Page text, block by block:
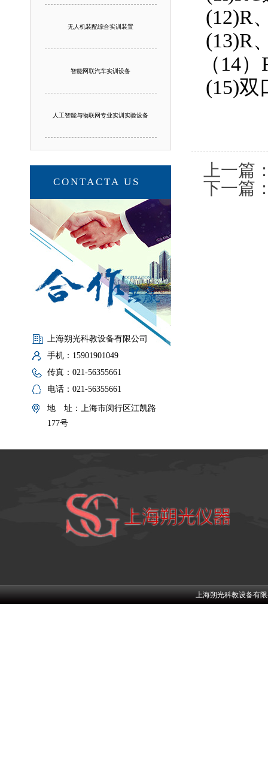
无人机装配综合实训装置
智能网联汽车实训设备
人工智能与物联网专业实训实验设备
CONTACTA US
上海朔光科教设备有限公司
手机：15901901049
传真：021-56355661
电话：021-56355661
地 址：上海市闵行区江凯路
177号
(12)R
(13)R
（14
(15)双
上一篇
下一篇
上海朔光科教设备有